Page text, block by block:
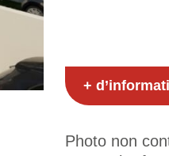
+
Photo non